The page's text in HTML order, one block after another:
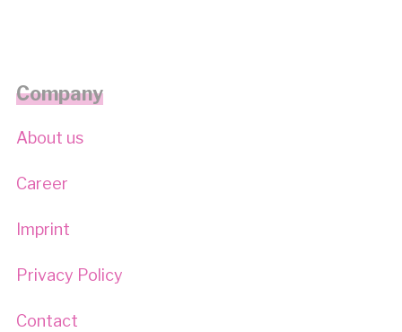
Company
About us
Career
Imprint
Privacy Policy
Contact